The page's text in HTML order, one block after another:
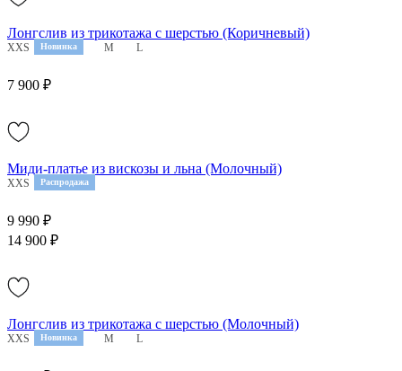
Новинка
Лонгслив из трикотажа с шерстью (Коричневый)
XXS XS S M L
7 900 ₽
Распродажа
Миди-платье из вискозы и льна (Молочный)
XXS XS M
9 990 ₽
14 900 ₽
Новинка
Лонгслив из трикотажа с шерстью (Молочный)
XXS XS S M L